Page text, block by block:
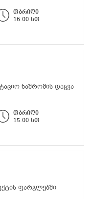
თარიღი
16:00 სთ
ნაშრომის დაცვა
თარიღი
15:00 სთ
ფარგლებში